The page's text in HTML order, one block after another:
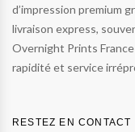
d’impression premium
livraison express,
Overnight Prints
rapidité et service
RESTEZ EN CONTACT